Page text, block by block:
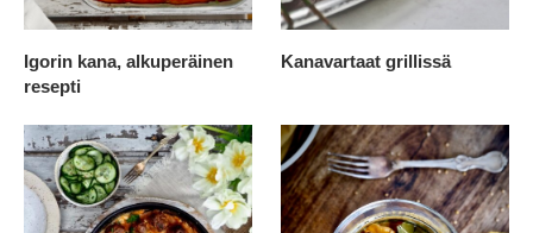
Igorin kana, alkuperäinen
resepti
Kanavartaat grillissä